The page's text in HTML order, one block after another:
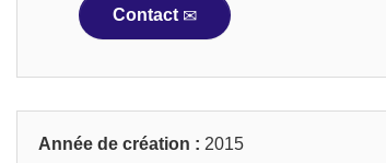
Contact
Année de création : 2015